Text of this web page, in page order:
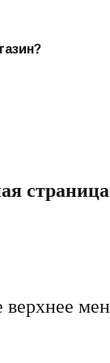
страница
верхнее